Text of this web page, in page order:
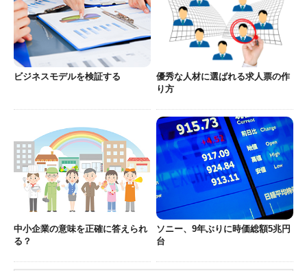
ビジネスモデルを検証する
優秀な人材に選ばれる求人票の作
り方
中小企業の意味を正確に答えられ
る？
ソニー、9年ぶりに時価総額5兆円
台